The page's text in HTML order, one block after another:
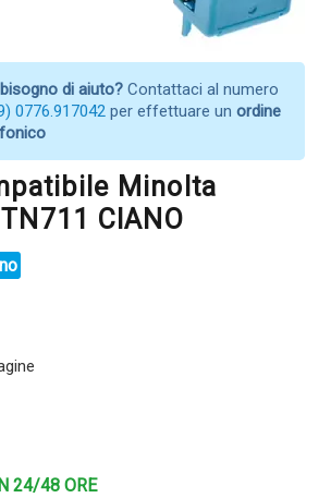
di aiuto? Contattaci al numero
0776.917042 per effettuare un ordine
Minolta
CIANO
24/48 ORE